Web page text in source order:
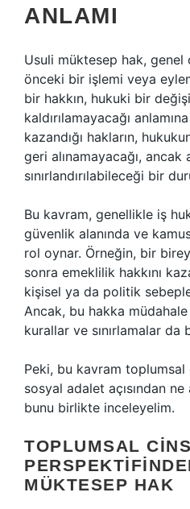
ANLAMI
Usuli müktesep hak,
önceki bir işlemi veya
bir hakkın, hukuki bir
kaldırılamayacağı
kazandığı hakların,
geri alınamayacağı, ancak
sınırlandırılabileceği bir
Bu kavram, genellikle iş
güvenlik alanında ve
rol oynar. Örneğin, bir
sonra emeklilik hakkını
kişisel ya da politik
Ancak, bu hakka
kurallar ve sınırlamalar da
Peki, bu kavram
sosyal adalet açısından
bunu birlikte inceleyelim.
TOPLUMSAL
MÜKTESEP HAK